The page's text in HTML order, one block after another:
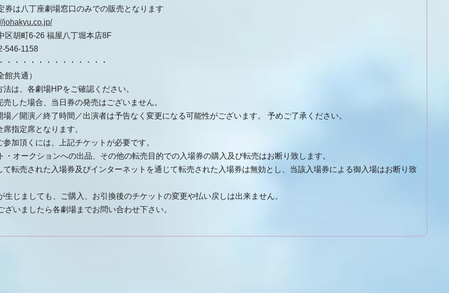
券は八丁座劇場窓口のみでの販売となります
johakyu.co.jp/
区胡町6-26 福屋八丁堀本店8F
546-1158
・・・・・・・・・・・・・
館共通）
は、各劇場HPをご確認ください。
した場合、当日券の発売はございません。
／開演／終了時間／出演者は予告なく変更になる可能性がございます。 予めご了承ください。
指定席となります。
加頂くには、上記チケットが必要です。
オークションへの出品、その他の転売目的での入場券の購入及び転売はお断り致します。
転売された入場券及びインターネットを通じて転売された入場券は無効とし、当該入場券による御入場はお断り致
じましても、ご購入、お引換後のチケットの変更や払い戻しは出来ません。
いましたら各劇場までお問い合わせ下さい。